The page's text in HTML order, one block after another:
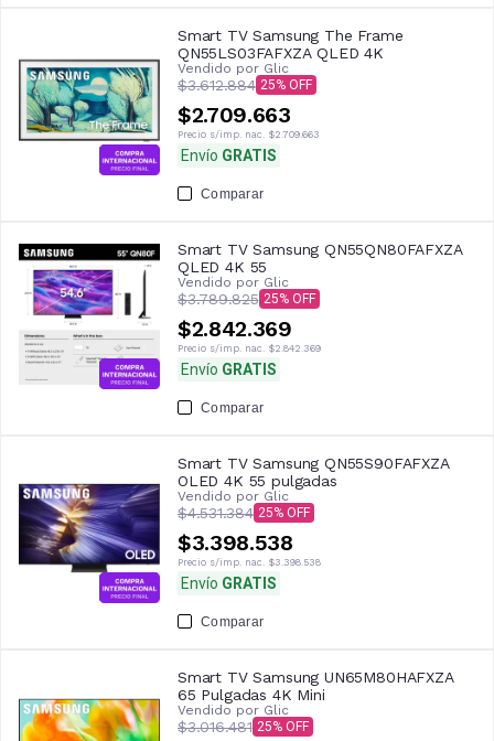
Smart TV Samsung The Frame
QN55LS03FAFXZA QLED 4K
Vendido por Glic
$3.612.884 25
$2.709.663
Precio s/imp. nac. $2.709.663
Envío GRATIS
Comparar
Smart TV Samsung QN55QN80FAFXZA
QLED 4K 55
Vendido por Glic
$3.789.825 25
$2.842.369
Precio s/imp. nac. $2.842.369
Envío GRATIS
Comparar
Smart TV Samsung QN55S90FAFXZA
OLED 4K 55 pulgadas
Vendido por Glic
$4.531.384 25
$3.398.538
Precio s/imp. nac. $3.398.538
Envío GRATIS
Comparar
Smart TV Samsung UN65M80HAFXZA
65 Pulgadas 4K Mini
Vendido por Glic
$3.016.481 25